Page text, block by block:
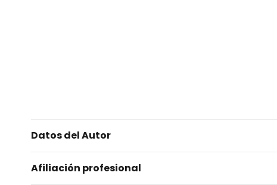
Datos del Autor
Afiliación profesional